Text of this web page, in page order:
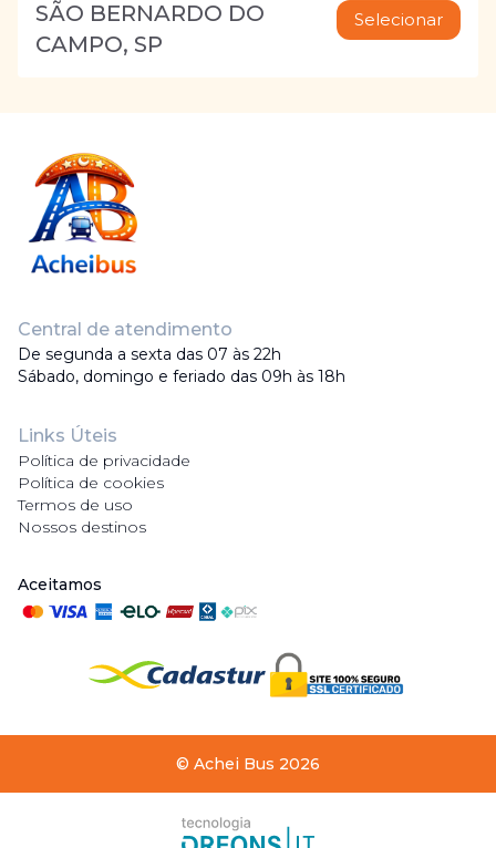
SÃO BERNARDO DO
CAMPO, SP
Selecionar
Central de atendimento
De segunda a sexta das 07 às 22h
Sábado, domingo e feriado das 09h às 18h
Links Úteis
Política de privacidade
Política de cookies
Termos de uso
Nossos destinos
Aceitamos
© Achei Bus 2026